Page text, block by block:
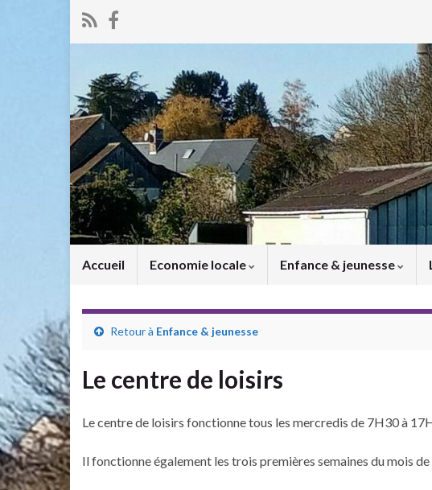
Accueil Economie locale Enfance & jeunesse
Retour à Enfance & jeunesse
Le centre de loisirs
Le centre de loisirs fonctionne tous les mercredis de 7H30 à
Il fonctionne également les trois premières semaines du mois